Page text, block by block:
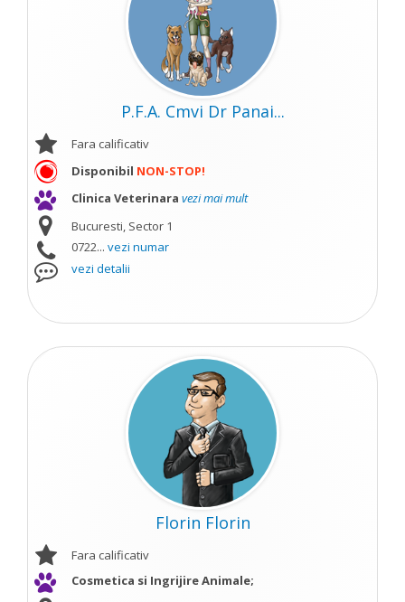
P.F.A. Cmvi Dr Panai...
Fara calificativ
Disponibil NON-STOP!
Clinica Veterinara vezi mai mult
Bucuresti, Sector 1
0722... vezi numar
vezi detalii
Florin Florin
Fara calificativ
Cosmetica si Ingrijire Animale;